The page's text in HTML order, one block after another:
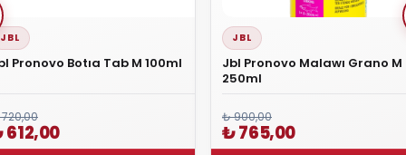
JBL
Pronovo Botıa Tab M 100ml
612,00
JBL
Jbl Pronovo Malawı Grano M
250ml
₺ 900,00
₺ 765,00